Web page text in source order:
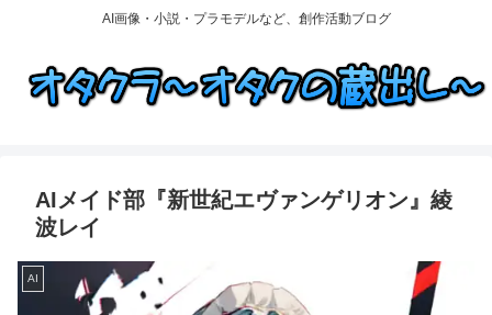
AI画像・小説・プラモデルなど、創作活動ブログ
AIメイド部『新世紀エヴァンゲリオン』綾
波レイ
AI